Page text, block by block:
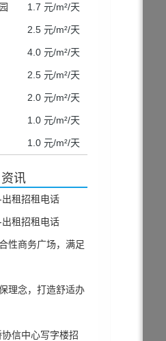
1.7 元/m²/天
2.5 元/m²/天
4.0 元/m²/天
2.5 元/m²/天
2.0 元/m²/天
1.0 元/m²/天
1.0 元/m²/天
讯
出租招租电话
出租招租电话
性商务广场，满足
理念，打造舒适办
信中心写字楼招